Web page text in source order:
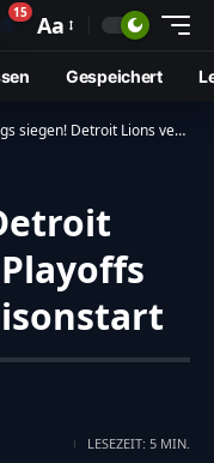
🔔15 Aa
Gespeichert
Detroit Lions verpassen Playoffs trotz starkem Saisonstart
LESEZEIT: 5 MIN.